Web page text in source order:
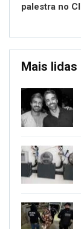
palestra no
Mais lidas